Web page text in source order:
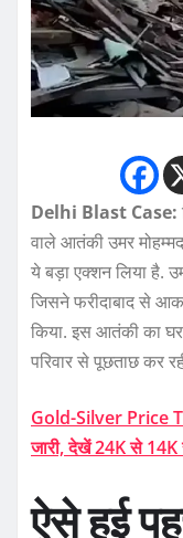
Delhi Blast Case:
वाले आतंकी उमर मोहम्मद
ये बड़ा एक्शन लिया है.
जिसने फरीदाबाद से
किया. इस आतंकी का
परिवार से पूछताछ कर
Gold-Silver Price
जारी, देखें 24K से 14K
ऐसे हुई